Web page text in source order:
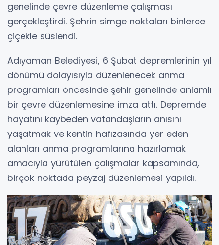
genelinde çevre düzenleme çalışması
gerçekleştirdi. Şehrin simge noktaları binlerce
çiçekle süslendi.
Adıyaman Belediyesi, 6 Şubat depremlerinin yıl
dönümü dolayısıyla düzenlenecek anma
programları öncesinde şehir genelinde anlamlı
bir çevre düzenlemesine imza attı. Depremde
hayatını kaybeden vatandaşların anısını
yaşatmak ve kentin hafızasında yer eden
alanları anma programlarına hazırlamak
amacıyla yürütülen çalışmalar kapsamında,
birçok noktada peyzaj düzenlemesi yapıldı.